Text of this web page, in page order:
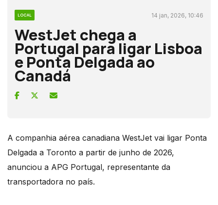
LOCAL 14 jan, 2026, 10:46
WestJet chega a
Portugal para ligar Lisboa
e Ponta Delgada ao
Canadá
A companhia aérea canadiana WestJet vai ligar Ponta
Delgada a Toronto a partir de junho de 2026,
anunciou a APG Portugal, representante da
transportadora no país.